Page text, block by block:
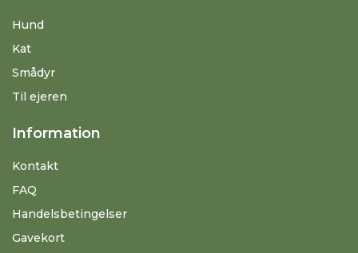
Hund
Kat
Smådyr
Til ejeren
Information
Kontakt
FAQ
Handelsbetingelser
Gavekort